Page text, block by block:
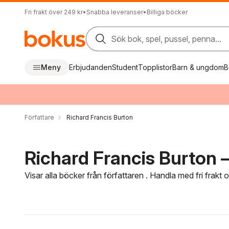
Fri frakt över 249 kr• Snabba leveranser• Billiga böcker
Sök bok, spel, pussel, penna...
Meny ErbjudandenStudentTopplistorBarn & ungdom
Författare Richard Francis Burton
Richard Francis Burton
Visar alla böcker från författaren . Handla med fri frakt